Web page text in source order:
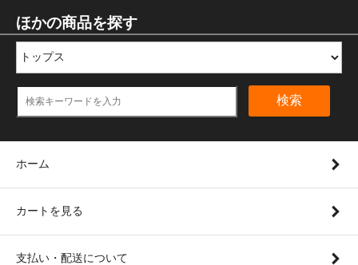
ほかの商品を探す
検索
ホーム
カートを見る
支払い・配送について